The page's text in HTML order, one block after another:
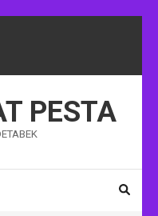
PESTA